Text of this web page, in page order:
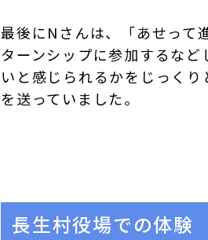
最後にNさんは、「あせって
ターンシップに参加するな
いと感じられるかをじっく
を送っていました。
長生村役場での体験